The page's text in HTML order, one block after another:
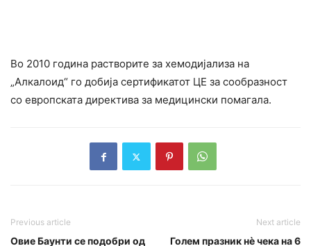
Во 2010 година растворите за хемодијализа на
„Алкалоид“ го добија сертификатот ЦЕ за сообразност
со европската директива за медицински помагала.
Previous article
Овие Баунти се подобри од
Next article
Голем празник нè чека на 6